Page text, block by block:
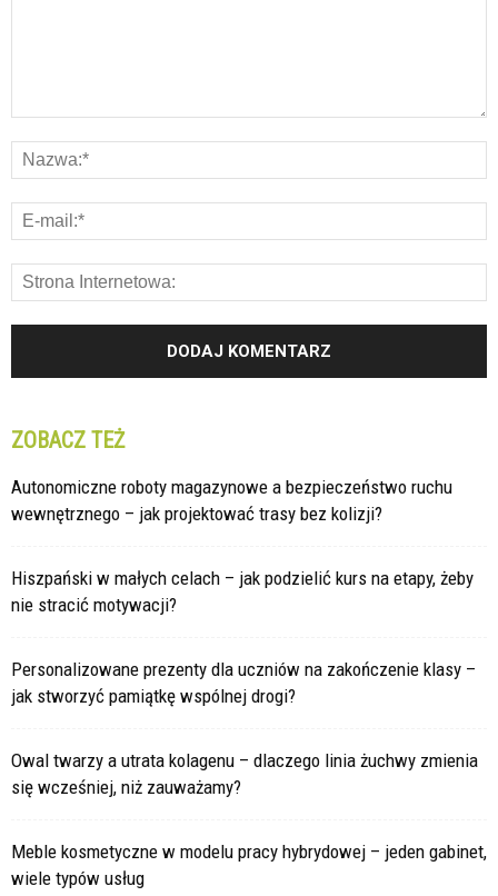
ZOBACZ TEŻ
Autonomiczne roboty magazynowe a bezpieczeństwo ruchu
wewnętrznego – jak projektować trasy bez kolizji?
Hiszpański w małych celach – jak podzielić kurs na etapy, żeby
nie stracić motywacji?
Personalizowane prezenty dla uczniów na zakończenie klasy –
jak stworzyć pamiątkę wspólnej drogi?
Owal twarzy a utrata kolagenu – dlaczego linia żuchwy zmienia
się wcześniej, niż zauważamy?
Meble kosmetyczne w modelu pracy hybrydowej – jeden gabinet,
wiele typów usług